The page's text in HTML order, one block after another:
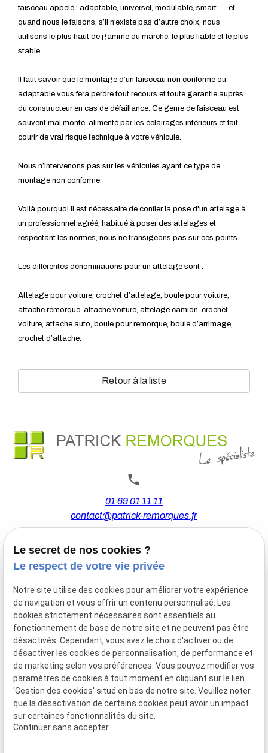
faisceau appelé : adaptable, universel, modulable, smart…., et
quand nous le faisons, s’il n’existe pas d’autre choix, nous
utilisons le plus haut de gamme du marché, le plus fiable et le plus
stable.
Il faut savoir que le montage d’un faisceau non conforme ou
adaptable vous fera perdre tout recours et toute garantie auprès
du constructeur en cas de défaillance. Ce genre de faisceau est
souvent mal monté, alimenté par les éclairages intérieurs et fait
courir de vrai risque technique à votre véhicule.
Nous n’intervenons pas sur les véhicules ayant ce type de
montage non conforme.
Voilà pourquoi il est nécessaire de confier la pose d'un attelage à
un professionnel agréé, habitué à poser des attelages et
respectant les normes, nous ne transigeons pas sur ces points.
Les différentes dénominations pour un attelage sont :
Attelage pour voiture, crochet d’attelage, boule pour voiture,
attache remorque, attache voiture, attelage camion, crochet
voiture, attache auto, boule pour remorque, boule d’arrimage,
crochet d’attache.
Retour à la liste
01 69 01 11 11
contact@patrick-remorques.fr
44 Avenue de la Division Leclerc
91160 BALLAINVILLIERS
Du Mardi au Samedi
De 9h00 à 12h30 et de 13h30 à 18h00
Le Lundi sur rendez-vous.
Mentions
légales
Politique de
confidentialité
Gestion
des
cookies
Plan du
site
Siret :77556328100028
Le secret de nos cookies ?
Le respect de votre vie privée
Notre site utilise des cookies pour améliorer votre expérience
de navigation et vous offrir un contenu personnalisé. Les
cookies strictement nécessaires sont essentiels au
fonctionnement de base de notre site et ne peuvent pas être
désactivés. Cependant, vous avez le choix d'activer ou de
désactiver les cookies de personnalisation, de performance et
de marketing selon vos préférences. Vous pouvez modifier vos
paramètres de cookies à tout moment en cliquant sur le lien
'Gestion des cookies' situé en bas de notre site. Veuillez noter
que la désactivation de certains cookies peut avoir un impact
sur certaines fonctionnalités du site.
Continuer sans accepter